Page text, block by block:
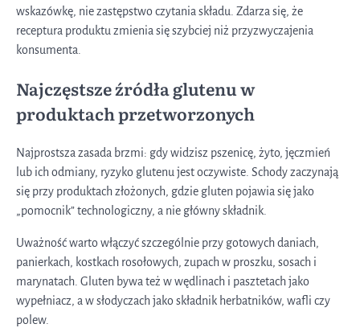
wskazówkę, nie zastępstwo czytania składu. Zdarza się, że
receptura produktu zmienia się szybciej niż przyzwyczajenia
konsumenta.
Najczęstsze źródła glutenu w
produktach przetworzonych
Najprostsza zasada brzmi: gdy widzisz pszenicę, żyto, jęczmień
lub ich odmiany, ryzyko glutenu jest oczywiste. Schody zaczynają
się przy produktach złożonych, gdzie gluten pojawia się jako
„pomocnik” technologiczny, a nie główny składnik.
Uważność warto włączyć szczególnie przy gotowych daniach,
panierkach, kostkach rosołowych, zupach w proszku, sosach i
marynatach. Gluten bywa też w wędlinach i pasztetach jako
wypełniacz, a w słodyczach jako składnik herbatników, wafli czy
polew.